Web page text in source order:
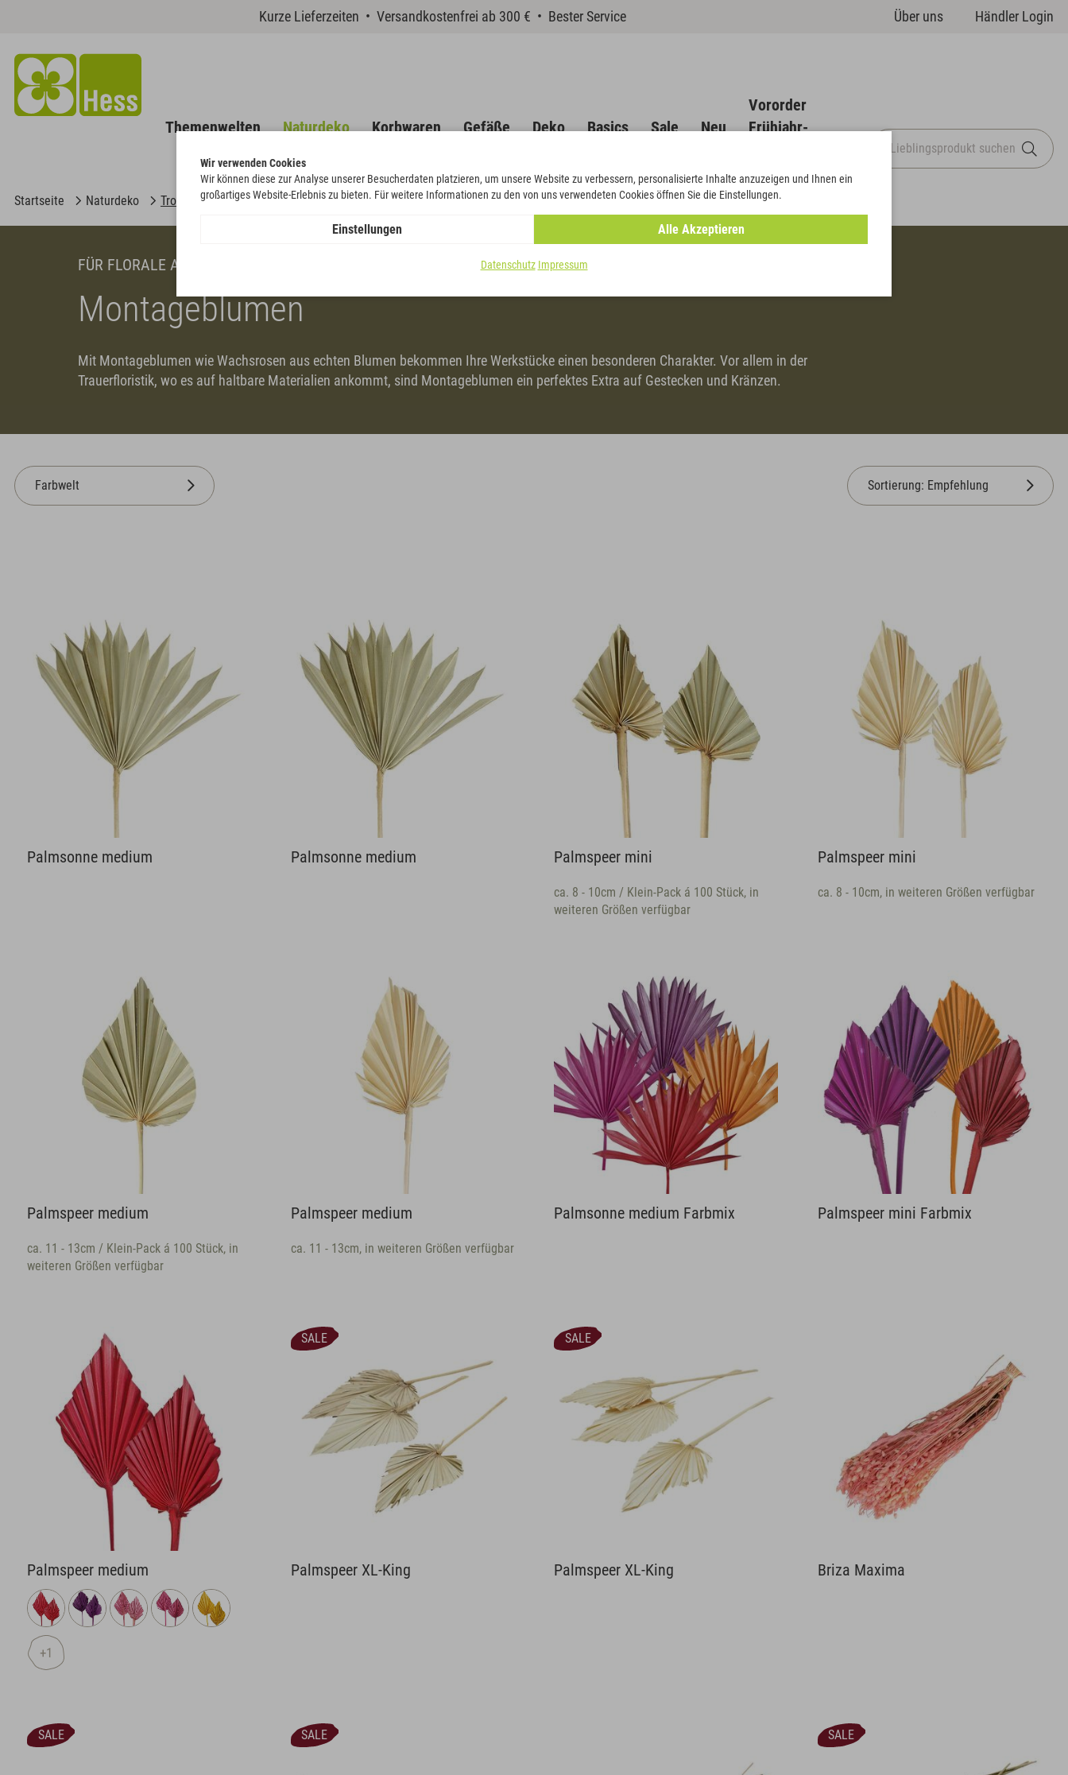
Kurze Lieferzeiten • Versandkostenfrei ab 300 € • Bester Service Über uns Händler Login
Themenwelten Naturdeko Korbwaren Gefäße Deko Basics Sale Neu
Vororder
Frühjahr-
Startseite Naturdeko Trockenblumen
FÜR FLORALE AKZENTE
Montageblumen
Mit Montageblumen wie Wachsrosen aus echten Blumen bekommen Ihre Werkstücke einen besonderen Charakter. Vor allem in der
Trauerfloristik, wo es auf haltbare Materialien ankommt, sind Montageblumen ein perfektes Extra auf Gestecken und Kränzen.
Palmsonne medium Palmsonne medium Palmspeer mini
ca. 8 - 10cm / Klein-Pack á 100 Stück, in
weiteren Größen verfügbar
Palmspeer mini
ca. 8 - 10cm, in weiteren Größen verfügbar
Palmspeer medium
ca. 11 - 13cm / Klein-Pack á 100 Stück, in
weiteren Größen verfügbar
Palmspeer medium
ca. 11 - 13cm, in weiteren Größen verfügbar
Palmsonne medium Farbmix Palmspeer mini Farbmix
Palmspeer medium
+1
SALE
Palmspeer XL-King
SALE
Palmspeer XL-King Briza Maxima
SALE SALE SALE
Wir verwenden Cookies
Wir können diese zur Analyse unserer Besucherdaten platzieren, um unsere Website zu verbessern, personalisierte Inhalte anzuzeigen und Ihnen ein
großartiges Website-Erlebnis zu bieten. Für weitere Informationen zu den von uns verwendeten Cookies öffnen Sie die Einstellungen.
Einstellungen Alle Akzeptieren
Datenschutz Impressum